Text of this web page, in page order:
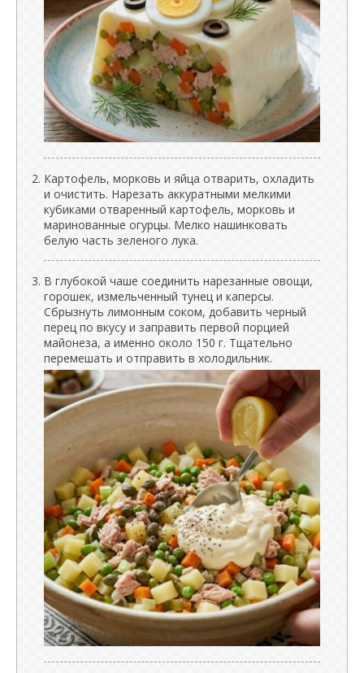
Картофель, морковь и яйца отварить, охладить
и очистить. Нарезать аккуратными мелкими
кубиками отваренный картофель, морковь и
маринованные огурцы. Мелко нашинковать
белую часть зеленого лука.
В глубокой чаше соединить нарезанные овощи,
горошек, измельченный тунец и каперсы.
Сбрызнуть лимонным соком, добавить черный
перец по вкусу и заправить первой порцией
майонеза, а именно около 150 г. Тщательно
перемешать и отправить в холодильник.